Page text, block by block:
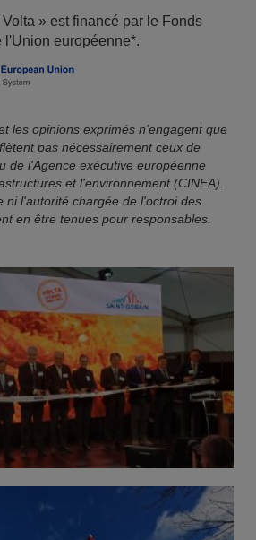
Volta » est financé par le Fonds
l'Union européenne*.
les opinions exprimés n'engagent que
pas nécessairement ceux de
de l'Agence exécutive européenne
et l'environnement (CINEA).
ni l'autorité chargée de l'octroi des
en être tenues pour responsables.